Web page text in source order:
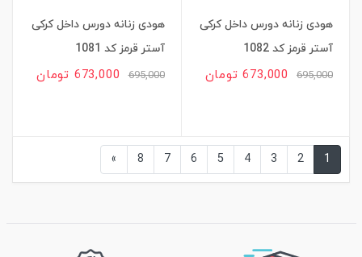
هودی زنانه دورس داخل کرکی
آستر قرمز کد 1082
695,000 673,000 تومان
هودی زنانه دورس داخل کرکی
آستر قرمز کد 1081
695,000 673,000 تومان
1
2
3
4
5
6
7
8
»